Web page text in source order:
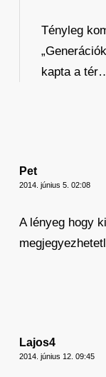
Tényleg
kapta a
Pet
2014. június 5. 02:08
A lényeg hogy
Lajos4
2014. június 12. 09:45